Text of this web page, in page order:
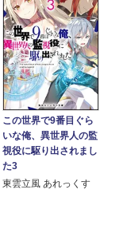
この世界で9番目ぐら
いな俺、異世界人の監
視役に駆り出されまし
た3
東雲立風 あれっくす